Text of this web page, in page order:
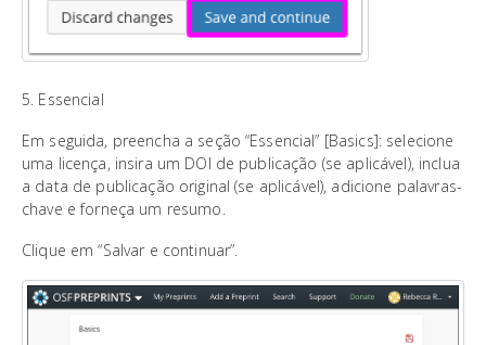
5. Essencial
Em seguida, preencha a seção “Essencial” [Basics]: selecione
uma licença, insira um DOI de publicação (se aplicável), inclua
a data de publicação original (se aplicável), adicione palavras-
chave e forneça um resumo.
Clique em “Salvar e continuar”.